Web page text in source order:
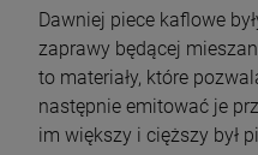
Dawniej piece kaflowe
zaprawy będącej
to materiały, które
następnie emitować je
im większy i cięższy był